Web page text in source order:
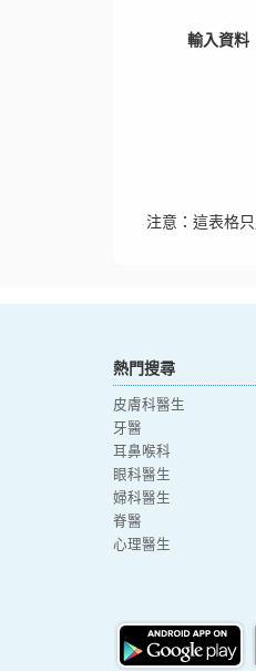
輸入資料
注意：這表格
熱門搜尋
皮膚科醫生
牙醫
耳鼻喉科
眼科醫生
婦科醫生
脊醫
心理醫生